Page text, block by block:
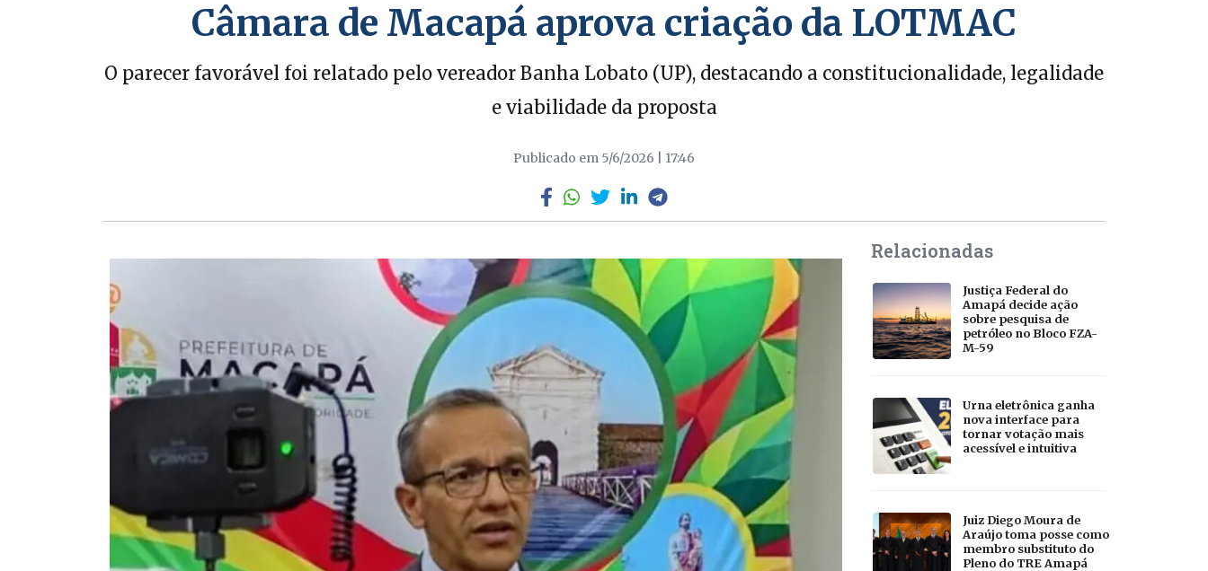
Câmara de Macapá aprova criação da LOTMAC
O parecer favorável foi relatado pelo vereador Banha Lobato (UP), destacando a constitucionalidade, legalidade
e viabilidade da proposta
Publicado em 5/6/2026 | 17:46
Relacionadas
Justiça Federal do
Amapá decide ação
sobre pesquisa de
petróleo no Bloco FZA-
M-59
Urna eletrônica ganha
nova interface para
tornar votação mais
acessível e intuitiva
Juiz Diego Moura de
Araújo toma posse como
membro substituto do
Pleno do TRE Amapá